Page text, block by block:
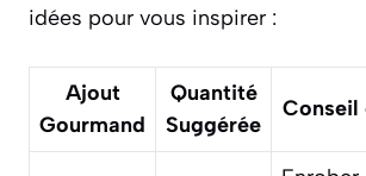
idées pour vous inspirer :
Ajout
Gourmand
Quantité
Suggérée
Conseil